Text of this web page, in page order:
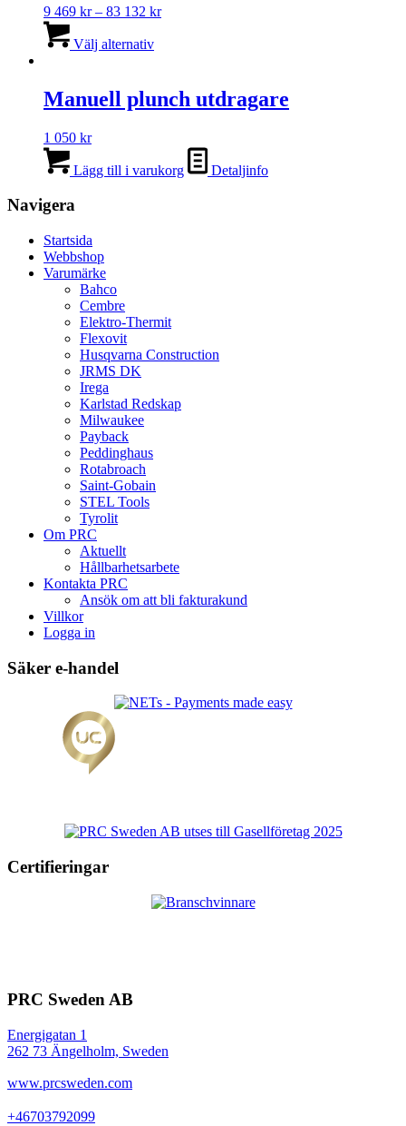
9 469 kr – 83 132 krPrisintervall:
132 kr
Välj alternativhär
varianter.
alternativen
kan
Manuell plunch utdragare
1 050 kr
Lägg till i varukorg Detaljinfo
Navigera
Startsida
Webbshop
Varumärke
Bahco
Cembre
Elektro-Thermit
Flexovit
Husqvarna Construction
JRMS DK
Irega
Karlstad Redskap
Milwaukee
Payback
Peddinghaus
Rotabroach
Saint-Gobain
STEL Tools
Tyrolit
Om PRC
Aktuellt
Hållbarhetsarbete
Kontakta PRC
Ansök om att bli fakturakund
Villkor
Logga in
Säker e-handel
Certifieringar
PRC Sweden AB
Energigatan 1
262 73 Ängelholm, Sweden
www.prcsweden.com
+46703792099